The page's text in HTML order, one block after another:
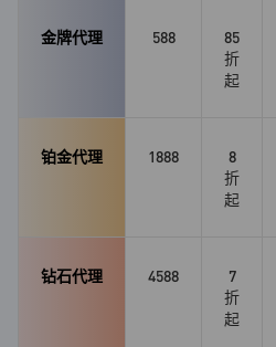
金牌代理 588
85
折
起
铂金代理 1888
8
折
起
钻石代理 4588
7
折
起